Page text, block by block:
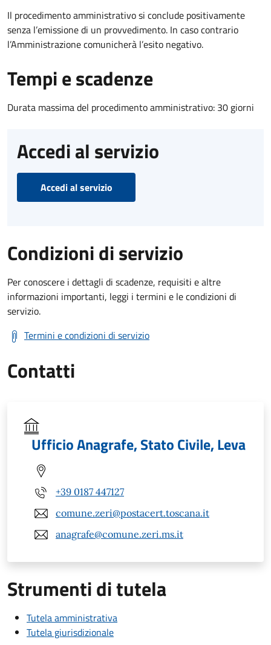
Il procedimento amministrativo si conclude positivamente
senza l’emissione di un provvedimento. In caso contrario
l’Amministrazione comunicherà l’esito negativo.
Tempi e scadenze
Durata massima del procedimento amministrativo: 30 giorni
Accedi al servizio
Accedi al servizio
Condizioni di servizio
Per conoscere i dettagli di scadenze, requisiti e altre
informazioni importanti, leggi i termini e le condizioni di
servizio.
Termini e condizioni di servizio
Contatti
Ufficio Anagrafe, Stato Civile, Leva
+39 0187 447127
comune.zeri@postacert.toscana.it
anagrafe@comune.zeri.ms.it
Strumenti di tutela
Tutela amministrativa
Tutela giurisdizionale